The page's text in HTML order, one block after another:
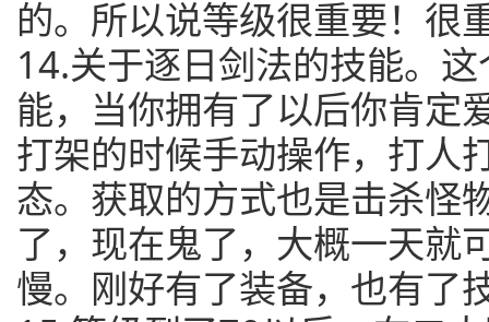
的。所以说等级很重要！很
14.关于逐日剑法的技能。
能，当你拥有了以后你肯定
打架的时候手动操作，打人
态。获取的方式也是击杀怪
了，现在鬼了，大概一天就
慢。刚好有了装备，也有了